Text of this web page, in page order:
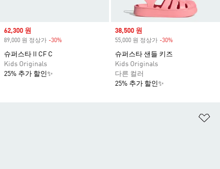
Sale price
62,300 원
89,000 원 정상가 -30%
슈퍼스타 II CF C
Kids Originals
25% 추가 할인✨
Sale price
38,500 원
55,000 원 정상가 -30%
슈퍼스타 샌들 키즈
Kids Originals
다른 컬러
25% 추가 할인✨